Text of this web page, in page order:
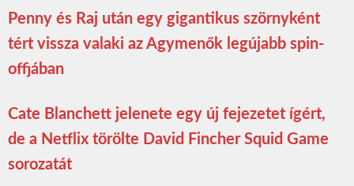
Penny és Raj után egy gigantikus szörnyként
tért vissza valaki az Agymenők legújabb spin-
offjában
Cate Blanchett jelenete egy új fejezetet ígért,
de a Netflix törölte David Fincher Squid Game
sorozatát